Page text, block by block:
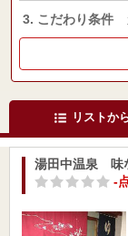
3. こだわり条件
リストか
湯田中温泉 味
-